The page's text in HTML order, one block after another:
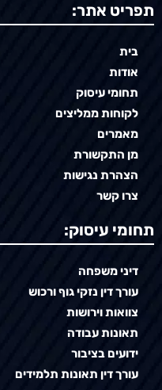
תפריט אתר:
בית
אודות
תחומי עיסוק
לקוחות ממליצים
מאמרים
מן התקשורת
הצהרת נגישות
צרו קשר
תחומי עיסוק:
דיני משפחה
עורך דין נזקי גוף ורכוש
צוואות וירושות
תאונות עבודה
ידועים בציבור
עורך דין תאונות תלמידים